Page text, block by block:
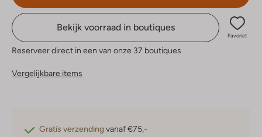
Bekijk voorraad in boutiques
Favoriet
Reserveer direct in een van onze 37 boutiques
Vergelijkbare items
Gratis verzendingvanaf €75,-